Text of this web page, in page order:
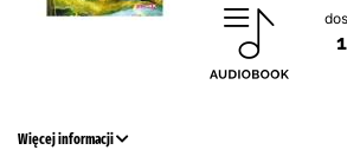
Więcej informacji